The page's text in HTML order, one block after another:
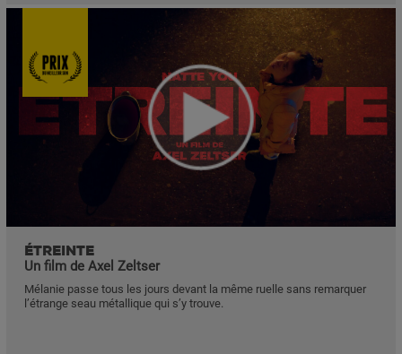
ÉTREINTE
Un film de Axel Zeltser
Mélanie passe tous les jours devant la même ruelle sans remarquer
l’étrange seau métallique qui s’y trouve.